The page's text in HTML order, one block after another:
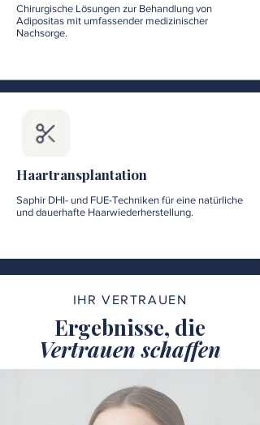
Chirurgische Lösungen zur Behandlung von
Adipositas mit umfassender medizinischer
Nachsorge.
Haartransplantation
Saphir DHI- und FUE-Techniken für eine natürliche
und dauerhafte Haarwiederherstellung.
IHR VERTRAUEN
Ergebnisse, die
Vertrauen schaffen